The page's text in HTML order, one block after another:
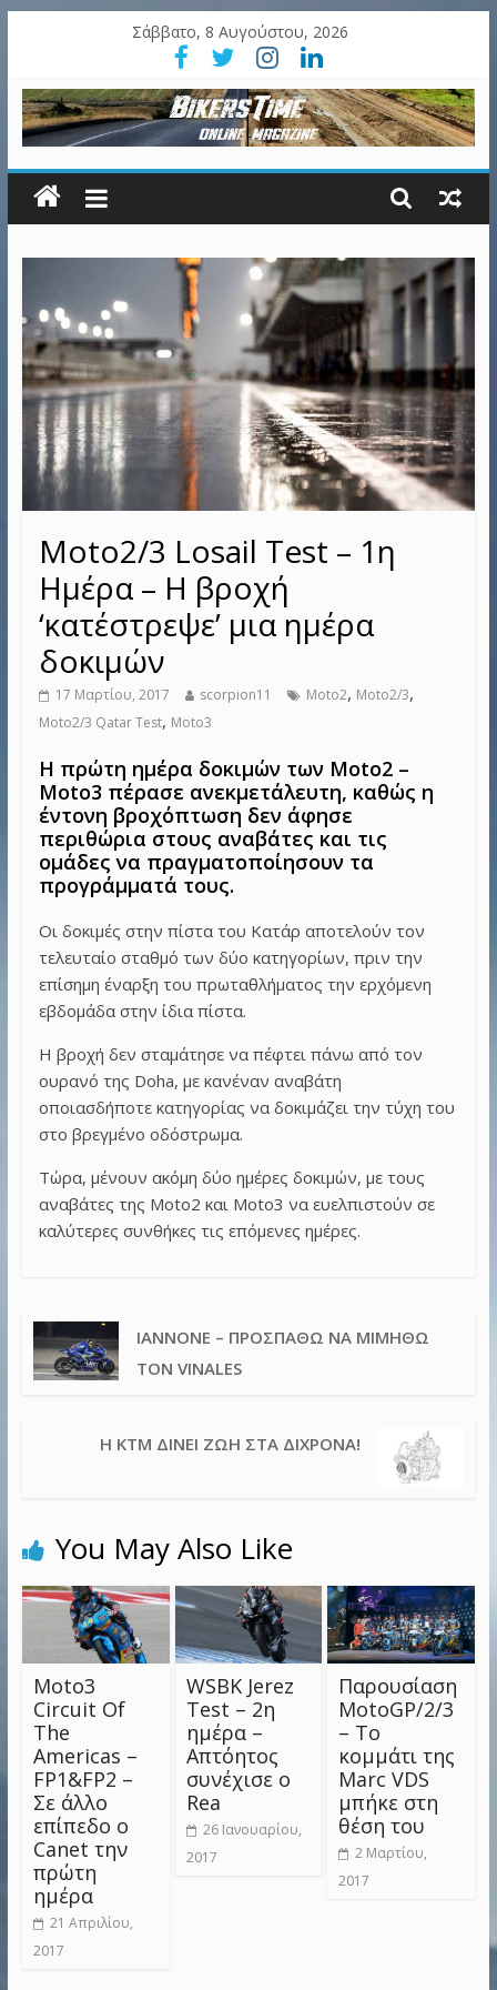
Σάββατο, 8 Αυγούστου, 2026
Moto2/3 Losail Test – 1η
Ημέρα – Η βροχή
‘κατέστρεψε’ μια ημέρα
δοκιμών
17 Μαρτίου, 2017 scorpion11 Moto2, Moto2/3,
Moto2/3 Qatar Test, Moto3
Η πρώτη ημέρα δοκιμών των Moto2 –
Moto3 πέρασε ανεκμετάλευτη, καθώς η
έντονη βροχόπτωση δεν άφησε
περιθώρια στους αναβάτες και τις
ομάδες να πραγματοποίησουν τα
προγράμματά τους.
Οι δοκιμές στην πίστα του Κατάρ αποτελούν τον
τελευταίο σταθμό των δύο κατηγορίων, πριν την
επίσημη έναρξη του πρωταθλήματος την ερχόμενη
εβδομάδα στην ίδια πίστα.
Η βροχή δεν σταμάτησε να πέφτει πάνω από τον
ουρανό της Doha, με κανέναν αναβάτη
οποιασδήποτε κατηγορίας να δοκιμάζει την τύχη του
στο βρεγμένο οδόστρωμα.
Τώρα, μένουν ακόμη δύο ημέρες δοκιμών, με τους
αναβάτες της Moto2 και Moto3 να ευελπιστούν σε
καλύτερες συνθήκες τις επόμενες ημέρες.
IANNONE – ΠΡΟΣΠΑΘΏ ΝΑ ΜΙΜΗΘΏ
ΤΟΝ VINALES
Η KTM ΔΊΝΕΙ ΖΩΉ ΣΤΑ ΔΊΧΡΟΝΑ!
You May Also Like
Moto3
Circuit Of
The
Americas –
FP1&FP2 –
Σε άλλο
επίπεδο ο
Canet την
πρώτη
ημέρα
21 Απριλίου,
2017
WSBK Jerez
Test – 2η
ημέρα –
Απτόητος
συνέχισε ο
Rea
26 Ιανουαρίου,
2017
Παρουσίαση
MotoGP/2/3
– Το
κομμάτι της
Marc VDS
μπήκε στη
θέση του
2 Μαρτίου,
2017